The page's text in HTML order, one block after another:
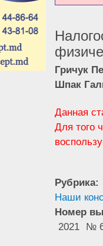
Гричук
Шпак
Данная
Для того
Рубрика:
Наши
Номер
2021 №